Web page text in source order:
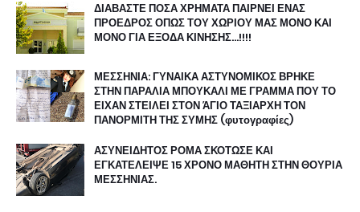
ΔΙΑΒΑΣΤΕ ΠΟΣΑ ΧΡΗΜΑΤΑ ΠΑΙΡΝΕΙ ΕΝΑΣ
ΠΡΟΕΔΡΟΣ ΟΠΩΣ ΤΟΥ ΧΩΡΙΟΥ ΜΑΣ ΜΟΝΟ ΚΑΙ
ΜΟΝΟ ΓΙΑ ΕΞΟΔΑ ΚΙΝΗΣΗΣ…!!!!
ΜΕΣΣΗΝΙΑ: ΓΥΝΑΙΚΑ ΑΣΤΥΝΟΜΙΚΟΣ ΒΡΗΚΕ
ΣΤΗΝ ΠΑΡΑΛΙΑ ΜΠΟΥΚΑΛΙ ΜΕ ΓΡΑΜΜΑ ΠΟΥ ΤΟ
ΕΙΧΑΝ ΣΤΕΙΛΕΙ ΣΤΟΝ ΆΓΙΟ ΤΑΞΙΑΡΧΗ ΤΟΝ
ΠΑΝΟΡΜΙΤΗ ΤΗΣ ΣΥΜΗΣ (φυτογραφίες)
ΑΣΥΝΕΙΔΗΤΟΣ ΡΟΜΑ ΣΚΟΤΩΣΕ ΚΑΙ
ΕΓΚΑΤΕΛΕΙΨΕ 15 ΧΡΟΝΟ ΜΑΘΗΤΗ ΣΤΗΝ ΘΟΥΡΙΑ
ΜΕΣΣΗΝΙΑΣ.